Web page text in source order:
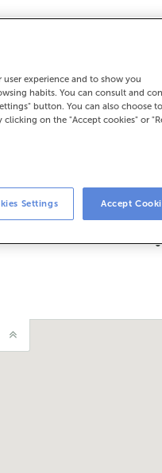
llegar
experience and to show you
habits. You can consult and
button. You can also choose to
on the "Accept cookies" or
Settings Accept